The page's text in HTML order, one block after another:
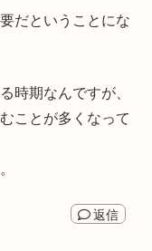
だということにな
時期なんですが、
ことが多くなって
返信